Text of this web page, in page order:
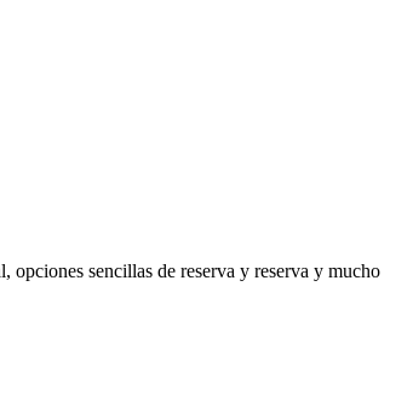
opciones sencillas de reserva y reserva y mucho